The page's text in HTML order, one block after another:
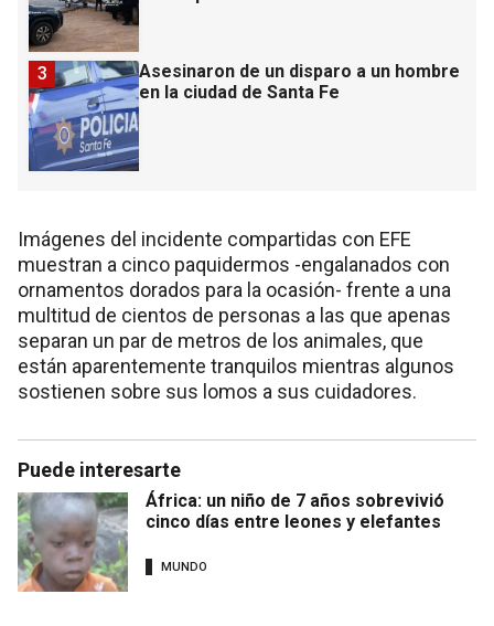
Asesinaron de un disparo a un hombre
en la ciudad de Santa Fe
3
Imágenes del incidente compartidas con EFE
muestran a cinco paquidermos -engalanados con
ornamentos dorados para la ocasión- frente a una
multitud de cientos de personas a las que apenas
separan un par de metros de los animales, que
están aparentemente tranquilos mientras algunos
sostienen sobre sus lomos a sus cuidadores.
Puede interesarte
África: un niño de 7 años sobrevivió
cinco días entre leones y elefantes
MUNDO